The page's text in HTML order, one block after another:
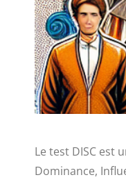
Le test DISC est
Dominance,